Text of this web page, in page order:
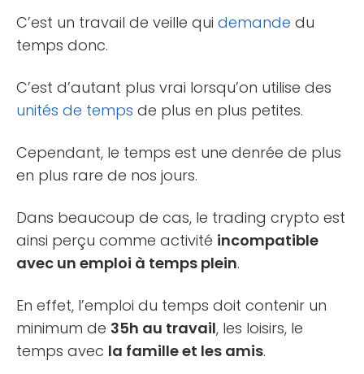
C’est un travail de veille qui demande du
temps donc.
C’est d’autant plus vrai lorsqu’on utilise des
unités de temps de plus en plus petites.
Cependant, le temps est une denrée de plus
en plus rare de nos jours.
Dans beaucoup de cas, le trading crypto est
ainsi perçu comme activité incompatible
avec un emploi à temps plein.
En effet, l’emploi du temps doit contenir un
minimum de 35h au travail, les loisirs, le
temps avec la famille et les amis.